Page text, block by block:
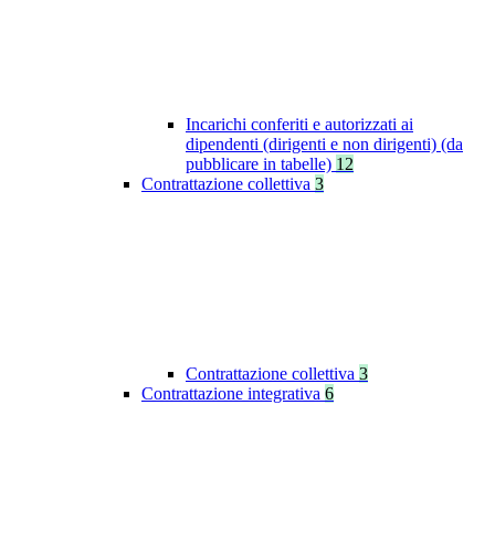
Incarichi conferiti e autorizzati ai
dipendenti (dirigenti e non dirigenti) (da
pubblicare in tabelle) 12
Contrattazione collettiva 3
Contrattazione collettiva 3
Contrattazione integrativa 6